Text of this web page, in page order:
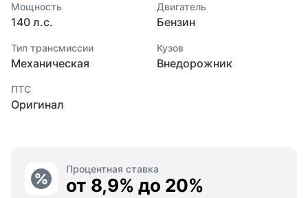
Мощность
140 л.с.
Двигатель
Бензин
Тип трансмиссии
Механическая
Кузов
Внедорожник
ПТС
Оригинал
Процентная ставка
от 8,9% до 20%